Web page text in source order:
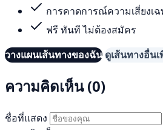
การคาดการณ์ความเสี่ยงเ
ฟรี ทันที ไม่ต้องสมัคร
วางแผนเส้นทางของฉัน ดูเส้นทางอื่น
ความคิดเห็น (0)
ชื่อที่แสดง